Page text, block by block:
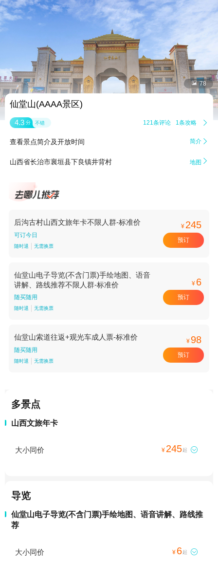
 78
仙堂山(AAAA景区)
4.3 分 不错 121条评论 1条攻略 
查看景点简介及开放时间 简介 
山西省长治市襄垣县下良镇井背村 地图 
后沟古村山西文旅年卡不限人群-标准价
可订今日
随时退 无需换票
¥ 245
预订
仙堂山电子导览(不含门票)手绘地图、语音
讲解、路线推荐不限人群-标准价
随买随用
随时退 无需换票
¥ 6
预订
仙堂山索道往返+观光车成人票-标准价
随买随用
随时退 无需换票
¥ 98
预订
多景点
山西文旅年卡
大小同价 ¥ 245起 
导览
仙堂山电子导览(不含门票)手绘地图、语音讲解、路线推
荐
大小同价 ¥ 6起 
